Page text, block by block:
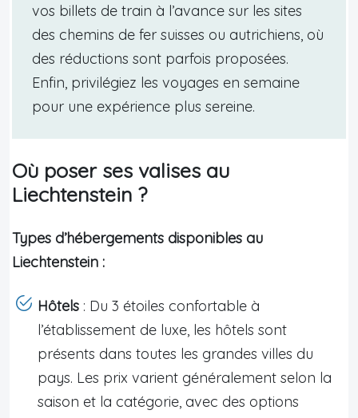
vos billets de train à l’avance sur les sites
des chemins de fer suisses ou autrichiens, où
des réductions sont parfois proposées.
Enfin, privilégiez les voyages en semaine
pour une expérience plus sereine.
Où poser ses valises au
Liechtenstein ?
Types d’hébergements disponibles au
Liechtenstein :
Hôtels : Du 3 étoiles confortable à
l’établissement de luxe, les hôtels sont
présents dans toutes les grandes villes du
pays. Les prix varient généralement selon la
saison et la catégorie, avec des options